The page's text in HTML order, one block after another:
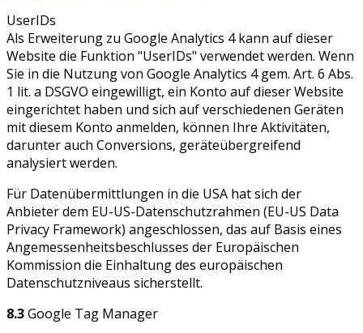
UserIDs
Als Erweiterung zu Google Analytics 4 kann auf dieser
Website die Funktion "UserIDs" verwendet werden. Wenn
Sie in die Nutzung von Google Analytics 4 gem. Art. 6 Abs.
1 lit. a DSGVO eingewilligt, ein Konto auf dieser Website
eingerichtet haben und sich auf verschiedenen Geräten
mit diesem Konto anmelden, können Ihre Aktivitäten,
darunter auch Conversions, geräteübergreifend
analysiert werden.
Für Datenübermittlungen in die USA hat sich der
Anbieter dem EU-US-Datenschutzrahmen (EU-US Data
Privacy Framework) angeschlossen, das auf Basis eines
Angemessenheitsbeschlusses der Europäischen
Kommission die Einhaltung des europäischen
Datenschutzniveaus sicherstellt.
8.3Google Tag Manager